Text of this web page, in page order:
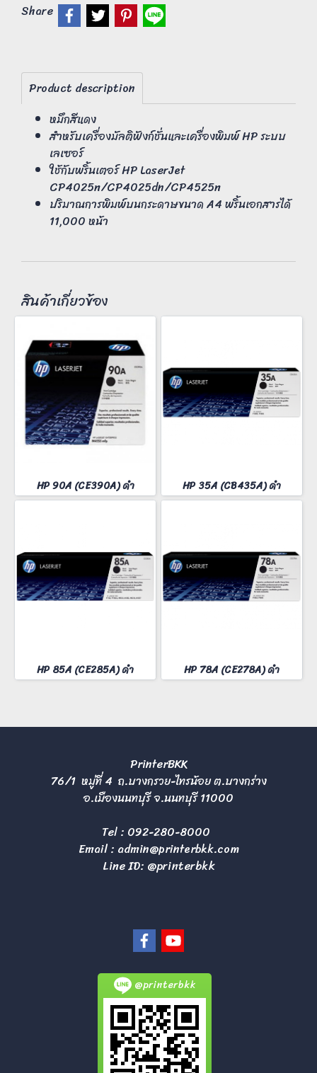
Share
Product description
หมึกสีแดง
สำหรับเครื่องมัลติฟังก์ชั่นและเครื่องพิมพ์ HP ระบบ
เลเซอร์
ใช้กับพริ้นเตอร์ HP LaserJet
CP4025n/CP4025dn/CP4525n
ปริมาณการพิมพ์บนกระดาษขนาด A4 พริ้นเอกสารได้
11,000 หน้า
สินค้าเกี่ยวข้อง
HP 90A (CE390A) ดำ HP 35A (CB435A) ดำ
HP 85A (CE285A) ดำ HP 78A (CE278A) ดำ
PrinterBKK
76/1 หมู่ที่ 4 ถ.บางกรวย-ไทรน้อย ต.บางกร่าง
อ.เมืองนนทบุรี จ.นนทบุรี 11000
Tel : 092-280-8000
Email : admin@printerbkk.com
Line ID: @printerbkk
@printerbkk